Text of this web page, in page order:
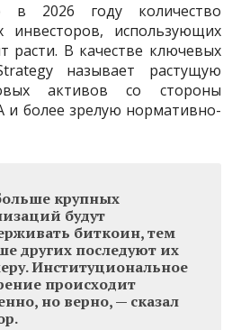
2026 году количество
инвесторов, использующих
расти. В качестве ключевых
называет растущую
активов со стороны
и более зрелую нормативно-
крупных
будут
биткоин, тем
других последуют их
Институциональное
происходит
но верно, — сказал